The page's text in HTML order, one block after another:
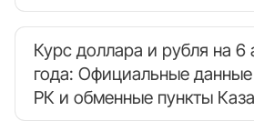
Курс доллара и рубля на 6
года: Официальные
РК и обменные пункты